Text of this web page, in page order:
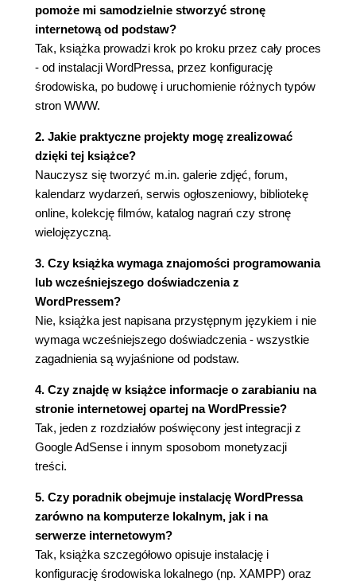
Rozdział 2. Galeria obrazków (65)
Rozmiary obrazków (65)
Dodawanie obrazów do wpisów (67)
Użytkownicy i ich role (74)
Dodawanie mediów (76)
Edytowanie mediów (76)
Obracanie przeciwnie do ruchu wskazówek
zegara (78)
Obracanie w prawo (79)
Odbijanie w pionie (79)
Odbijanie w poziomie (80)
Wycofanie lub przywrócenie ostatnich zmian
(80)
Skalowanie obrazka (80)
Wtyczka NextGEN Gallery (81)
Tworzenie galerii (83)
Podsumowanie (90)
Rozdział 3. Kolekcja filmów (91)
Konto na YouTube (91)
Ustawienia WordPressa (91)
Wstawianie filmów (93)
Podsumowanie (95)
Acrobat Reader (97)
Microsoft Office (100)
Podsumowanie (104)
Rozdział 5. Katalog nagrań (105)
pomoże mi samodzielnie stworzyć stronę
internetową od podstaw?
Tak, książka prowadzi krok po kroku przez cały proces
- od instalacji WordPressa, przez konfigurację
środowiska, po budowę i uruchomienie różnych typów
stron WWW.
2. Jakie praktyczne projekty mogę zrealizować
dzięki tej książce?
Nauczysz się tworzyć m.in. galerie zdjęć, forum,
kalendarz wydarzeń, serwis ogłoszeniowy, bibliotekę
online, kolekcję filmów, katalog nagrań czy stronę
wielojęzyczną.
3. Czy książka wymaga znajomości programowania
lub wcześniejszego doświadczenia z
WordPressem?
Nie, książka jest napisana przystępnym językiem i nie
wymaga wcześniejszego doświadczenia - wszystkie
zagadnienia są wyjaśnione od podstaw.
4. Czy znajdę w książce informacje o zarabianiu na
stronie internetowej opartej na WordPressie?
Tak, jeden z rozdziałów poświęcony jest integracji z
Google AdSense i innym sposobom monetyzacji
treści.
5. Czy poradnik obejmuje instalację WordPressa
zarówno na komputerze lokalnym, jak i na
serwerze internetowym?
Tak, książka szczegółowo opisuje instalację i
konfigurację środowiska lokalnego (np. XAMPP) oraz